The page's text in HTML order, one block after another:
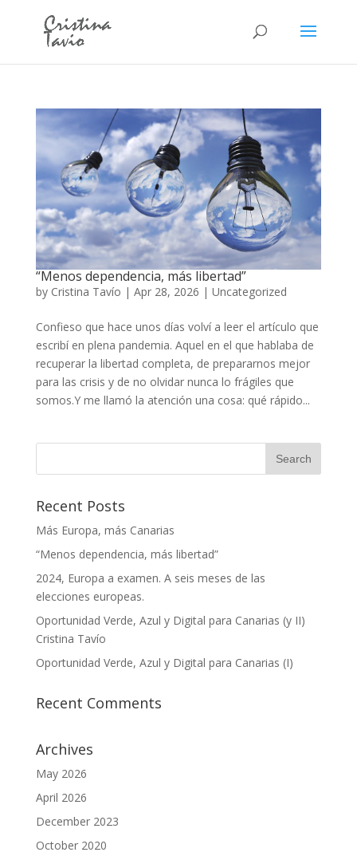
“Menos dependencia, más libertad”
by Cristina Tavío | Apr 28, 2026 | Uncategorized
Confieso que hace unos días volví a leer el artículo que
escribí en plena pandemia. Aquel en el que hablaba de
recuperar la libertad completa, de prepararnos mejor
para las crisis y de no olvidar nunca lo frágiles que
somos.Y me llamó la atención una cosa: qué rápido...
Recent Posts
Más Europa, más Canarias
“Menos dependencia, más libertad”
2024, Europa a examen. A seis meses de las
elecciones europeas.
Oportunidad Verde, Azul y Digital para Canarias (y II)
Cristina Tavío
Oportunidad Verde, Azul y Digital para Canarias (I)
Recent Comments
Archives
May 2026
April 2026
December 2023
October 2020